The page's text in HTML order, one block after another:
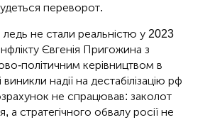
переворот.
ледь не стали реальністю у 2023
Євгенія Пригожина з
політичним керівництвом в
виникли надії на дестабілізацію рф
не спрацював: заколот
а стратегічного обвалу росії не